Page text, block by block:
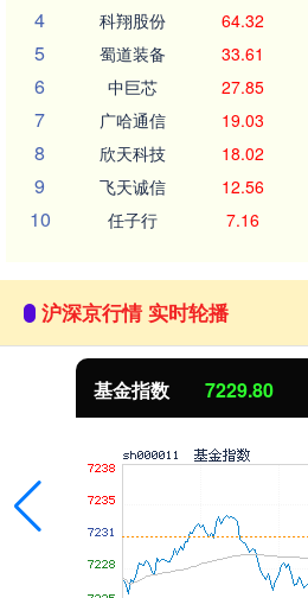
4 科翔股份 64.32
5 蜀道装备 33.61
6 中巨芯 27.85
7 广哈通信 19.03
8 欣天科技 18.02
9 飞天诚信 12.56
10 任子行 7.16
沪深京行情 实时轮播
基金指数 7229.80